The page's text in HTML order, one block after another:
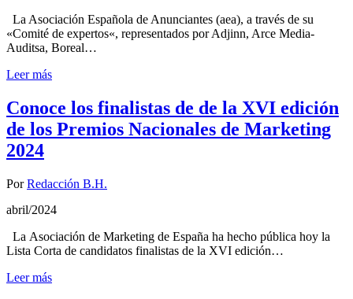
La Asociación Española de Anunciantes (aea), a través de su
«Comité de expertos«, representados por Adjinn, Arce Media-
Auditsa, Boreal…
Leer más
Conoce los finalistas de de la XVI edición
de los Premios Nacionales de Marketing
2024
PorRedacción B.H.
abril/2024
La Asociación de Marketing de España ha hecho pública hoy la
Lista Corta de candidatos finalistas de la XVI edición…
Leer más